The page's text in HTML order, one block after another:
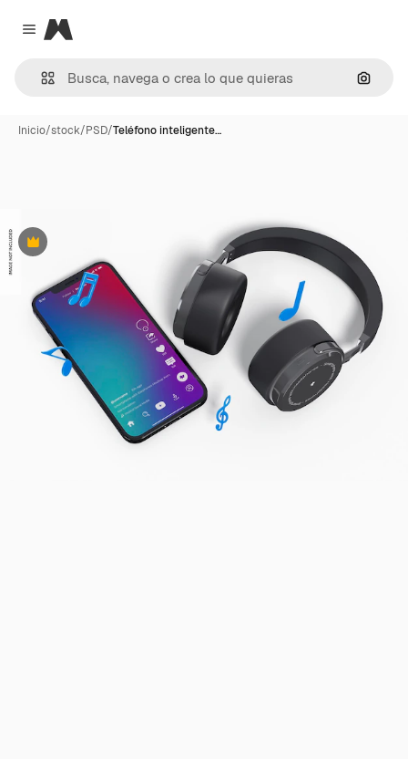
Close menu
Magnific
Inicio/stock/PSD/Teléfono inteligente…
Premium